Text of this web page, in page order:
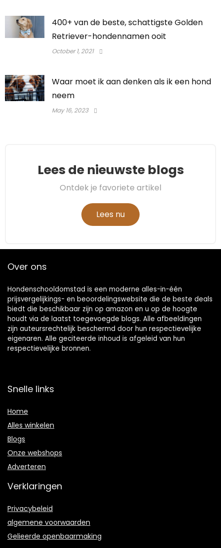
400+ van de beste, schattigste Golden
Retriever-hondennamen ooit
October 1, 2021
Waar moet ik aan denken als ik een hond
neem
May 16, 2023
Lees de nieuwste blogs
Ontdek je favoriete artikel
Lees nu
Over ons
Hondenschooldomstad is een moderne alles-in-één
prijsvergelijkings- en beoordelingswebsite die de beste deals
biedt die beschikbaar zijn op amazon en u op de hoogte
houdt via de laatst toegevoegde blogs. Alle afbeeldingen
zijn auteursrechtelijk beschermd door hun respectievelijke
eigenaren. Alle geciteerde inhoud is afgeleid van hun
respectievelijke bronnen.
Snelle links
Home
Alles winkelen
Blogs
Onze webshops
Adverteren
Verklaringen
Privacybeleid
algemene voorwaarden
Gelieerde openbaarmaking